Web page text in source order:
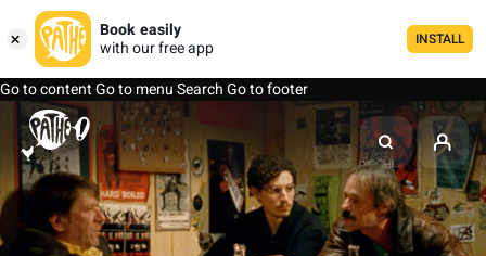
Book easily
with our free app
INSTALL
Go to contentGo to menuSearchGo to footer